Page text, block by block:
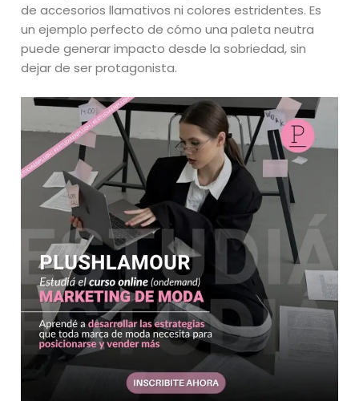
de accesorios llamativos ni colores estridentes. Es
un ejemplo perfecto de cómo una paleta neutra
puede generar impacto desde la sobriedad, sin
dejar de ser protagonista.